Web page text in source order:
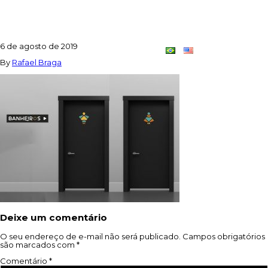
6 de agosto de 2019
By Rafael Braga
Deixe um comentário
O seu endereço de e-mail não será publicado. Campos obrigatórios
são marcados com *
Comentário *